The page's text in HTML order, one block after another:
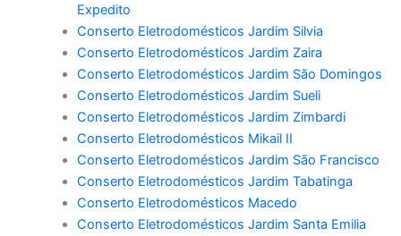
Expedito
Conserto Eletrodomésticos Jardim Silvia
Conserto Eletrodomésticos Jardim Zaira
Conserto Eletrodomésticos Jardim São Domingos
Conserto Eletrodomésticos Jardim Sueli
Conserto Eletrodomésticos Jardim Zimbardi
Conserto Eletrodomésticos Mikail II
Conserto Eletrodomésticos Jardim São Francisco
Conserto Eletrodomésticos Jardim Tabatinga
Conserto Eletrodomésticos Macedo
Conserto Eletrodomésticos Jardim Santa Emilia